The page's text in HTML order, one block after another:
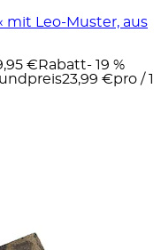
mit Leo-Muster, aus
€ Rabatt- 19 %
23,99 €pro / 1